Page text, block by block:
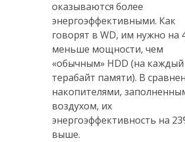
оказываются более
энергоэффективными. Как
говорят в WD, им нужно на
меньше мощности, чем
«обычным» HDD (на каждый
терабайт памяти). В
накопителями,
воздухом, их
энергоэффективность на
выше.